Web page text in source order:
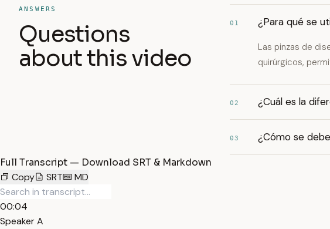
ANSWERS
Questions
about this video
01 ¿Para qué se
Las pinzas de
quirúrgicos,
02 ¿Cuál es la
03 ¿Cómo se
Full Transcript — Download SRT & Markdown
Copy
SRT MD
00:04
Speaker A